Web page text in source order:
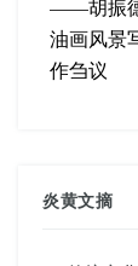
——胡振
油画风景
作刍议
炎黄文摘